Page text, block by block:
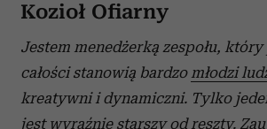
Kozioł Ofiarny
Jestem menedżerką zespołu,
całości stanowią bardzo młodzi
kreatywni i dynamiczni. Tylko
jest wyraźnie starszy od reszty.